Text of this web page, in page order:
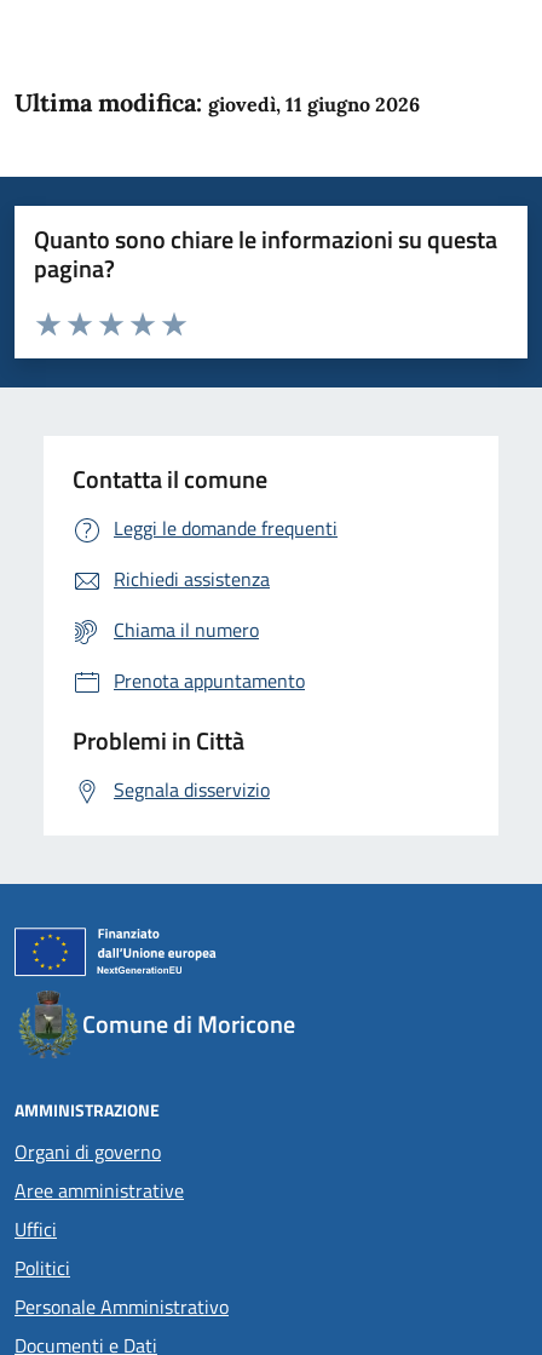
Ultima modifica: giovedì, 11 giugno 2026
Quanto sono chiare le informazioni su questa
pagina?
Domanda
Valuta da 1 a 5 stelle la pagina
Valuta 5 stelle su 5
Valuta 4 stelle su 5
Valuta 3 stelle su 5
Valuta 2 stelle su 5
Valuta 1 stelle su 5
Contatta il comune
Leggi le domande frequenti
Richiedi assistenza
Chiama il numero
Prenota appuntamento
Problemi in Città
Segnala disservizio
Comune di Moricone
AMMINISTRAZIONE
Organi di governo
Aree amministrative
Uffici
Politici
Personale Amministrativo
Documenti e Dati